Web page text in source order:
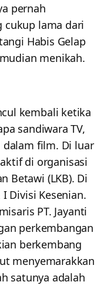
pernah
cukup lama dari
Habis Gelap
menikah.
kembali ketika
sandiwara TV,
dalam film. Di luar
di organisasi
Betawi (LKB). Di
Divisi Kesenian.
PT. Jayanti
perkembangan
berkembang
menyemarakkan
satunya adalah